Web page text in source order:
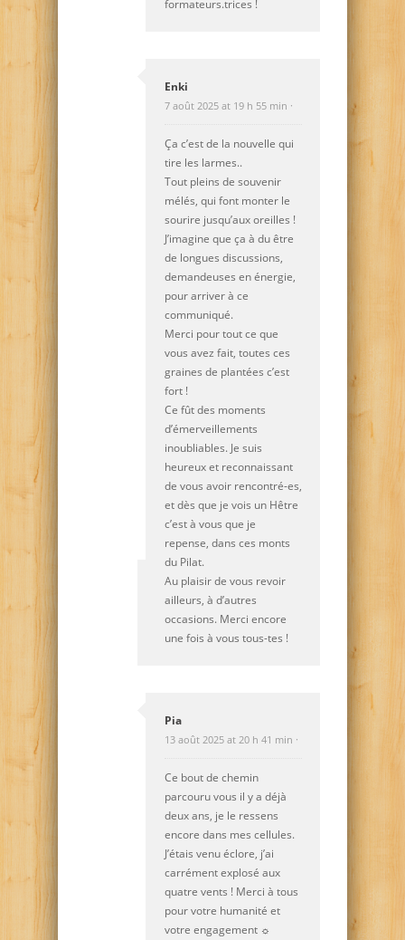
formateurs.trices !
Enki
7 août 2025 at 19 h 55 min ·
Ça c’est de la nouvelle qui
tire les larmes..
Tout pleins de souvenir
mélés, qui font monter le
sourire jusqu’aux oreilles !
J’imagine que ça à du être
de longues discussions,
demandeuses en énergie,
pour arriver à ce
communiqué.
Merci pour tout ce que
vous avez fait, toutes ces
graines de plantées c’est
fort !
Ce fût des moments
d’émerveillements
inoubliables. Je suis
heureux et reconnaissant
de vous avoir rencontré-es,
et dès que je vois un Hêtre
c’est à vous que je
repense, dans ces monts
du Pilat.
Au plaisir de vous revoir
ailleurs, à d’autres
occasions. Merci encore
une fois à vous tous-tes !
Pia
13 août 2025 at 20 h 41 min ·
Ce bout de chemin
parcouru vous il y a déjà
deux ans, je le ressens
encore dans mes cellules.
J’étais venu éclore, j’ai
carrément explosé aux
quatre vents ! Merci à tous
pour votre humanité et
votre engagement ☼